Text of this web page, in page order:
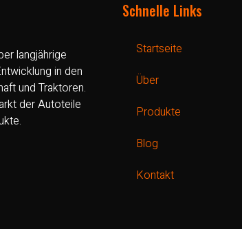
langjährige
in den
und Traktoren.
der Autoteile
Schnelle Links
Startseite
Über
Produkte
Blog
Kontakt